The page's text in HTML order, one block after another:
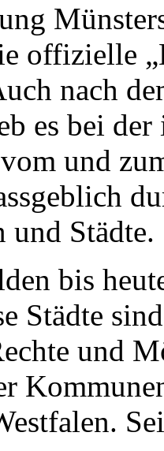
offizielle
nach
es bei
und
und Städte.
bis
Städte
und